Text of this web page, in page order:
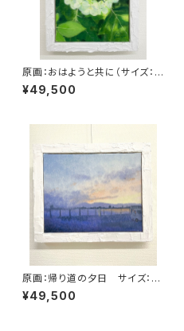
原画：おはようと共に（サイズ：S
M号・額縁外寸：よこ25.8cm×
たて32.7㎝×奥行4.5㎝）
¥49,500
原画：帰り道の夕日 サイズ：F
3号・(よこ273mm×たて220m
m ）
¥49,500